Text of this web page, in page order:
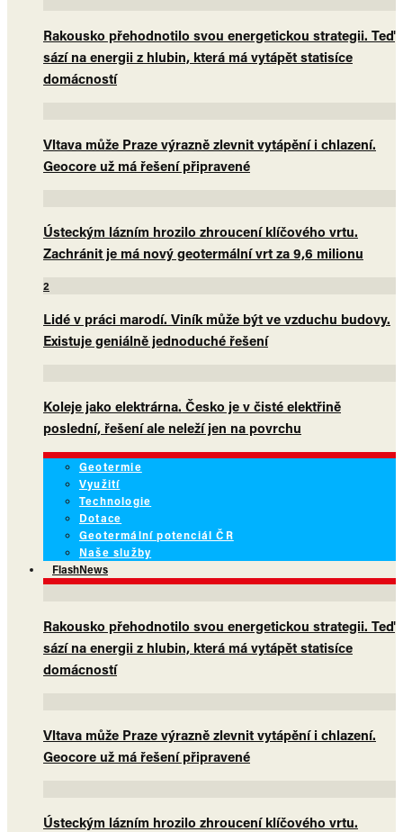
Rakousko přehodnotilo svou energetickou strategii. Teď
sází na energii z hlubin, která má vytápět statisíce
domácností
Vltava může Praze výrazně zlevnit vytápění i chlazení.
Geocore už má řešení připravené
Ústeckým lázním hrozilo zhroucení klíčového vrtu.
Zachránit je má nový geotermální vrt za 9,6 milionu
2
Lidé v práci marodí. Viník může být ve vzduchu budovy.
Existuje geniálně jednoduché řešení
Koleje jako elektrárna. Česko je v čisté elektřině
poslední, řešení ale neleží jen na povrchu
Geotermie
Využití
Technologie
Dotace
Geotermální potenciál ČR
Naše služby
FlashNews
Rakousko přehodnotilo svou energetickou strategii. Teď
sází na energii z hlubin, která má vytápět statisíce
domácností
Vltava může Praze výrazně zlevnit vytápění i chlazení.
Geocore už má řešení připravené
Ústeckým lázním hrozilo zhroucení klíčového vrtu.